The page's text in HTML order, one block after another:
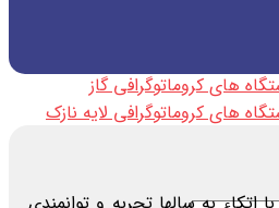
کروماتوگرافی
های کروماتوگرافی گاز
های کروماتوگرافی لایه نازک